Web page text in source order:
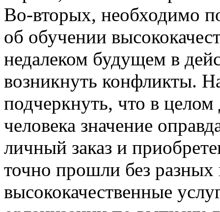
Во-вторых, необходимо
об обучении
недалеком будущем в
возникнуть конфликты.
подчеркнуть, что в
человека значение
личный заказ и
точно прошли без разных
высококачественные